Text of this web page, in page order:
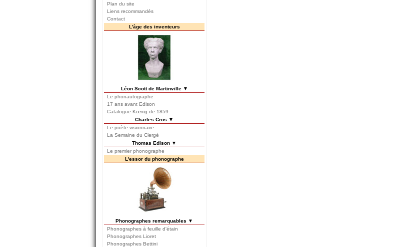
Plan du site
Liens recommandés
Contact
L'âge des inventeurs
Léon Scott de Martinville ▼
Le phonautographe
17 ans avant Edison
Catalogue Kœnig de 1859
Charles Cros ▼
Le poète visionnaire
La Semaine du Clergé
Thomas Edison ▼
Le premier phonographe
L'essor du phonographe
Phonographes remarquables ▼
Phonographes à feuille d'étain
Phonographes Lioret
Phonographes Bettini